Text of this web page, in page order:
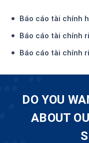
Báo cáo tài chính
Báo cáo tài chính
Báo cáo tài chính
DO YOU
ABOUT